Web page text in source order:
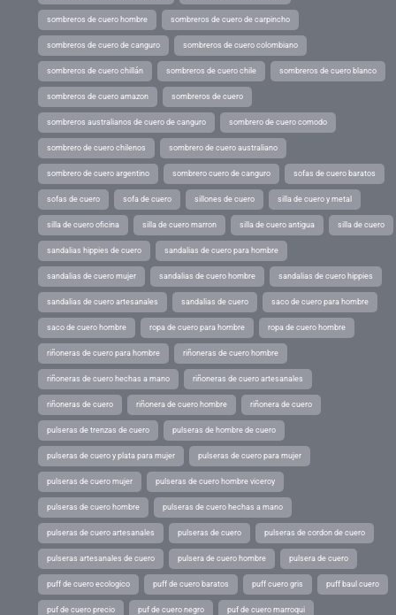
sombreros de cuero hombre sombreros de cuero de carpincho
sombreros de cuero de canguro sombreros de cuero colombiano
sombreros de cuero chillán sombreros de cuero chile sombreros de cuero blanco
sombreros de cuero amazon sombreros de cuero
sombreros australianos de cuero de canguro sombrero de cuero comodo
sombrero de cuero chilenos sombrero de cuero australiano
sombrero de cuero argentino sombrero cuero de canguro sofas de cuero baratos
sofas de cuero sofa de cuero sillones de cuero silla de cuero y metal
silla de cuero oficina silla de cuero marron silla de cuero antigua silla de cuero
sandalias hippies de cuero sandalias de cuero para hombre
sandalias de cuero mujer sandalias de cuero hombre sandalias de cuero hippies
sandalias de cuero artesanales sandalias de cuero saco de cuero para hombre
saco de cuero hombre ropa de cuero para hombre ropa de cuero hombre
riñoneras de cuero para hombre riñoneras de cuero hombre
riñoneras de cuero hechas a mano riñoneras de cuero artesanales
riñoneras de cuero riñonera de cuero hombre riñonera de cuero
pulseras de trenzas de cuero pulseras de hombre de cuero
pulseras de cuero y plata para mujer pulseras de cuero para mujer
pulseras de cuero mujer pulseras de cuero hombre viceroy
pulseras de cuero hombre pulseras de cuero hechas a mano
pulseras de cuero artesanales pulseras de cuero pulseras de cordon de cuero
pulseras artesanales de cuero pulsera de cuero hombre pulsera de cuero
puff de cuero ecologico puff de cuero baratos puff cuero gris puff baul cuero
puf de cuero precio puf de cuero negro puf de cuero marroqui